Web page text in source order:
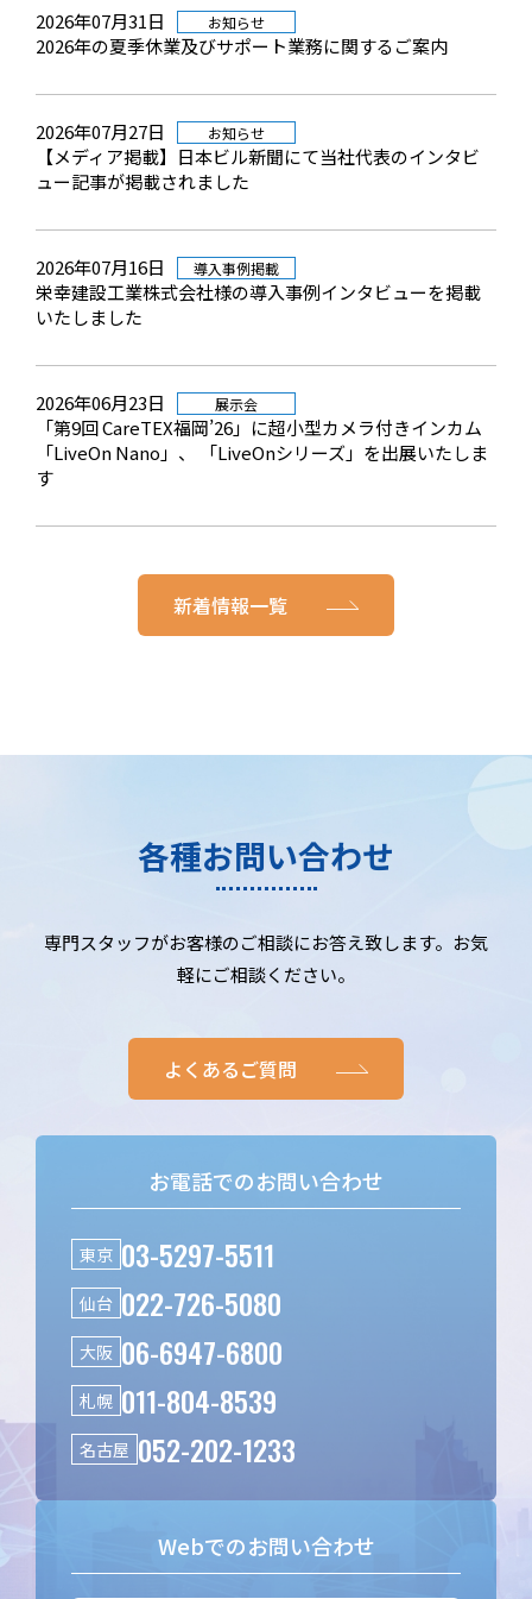
2026年07月31日 お知らせ
2026年の夏季休業及びサポート業務に関するご案内
2026年07月27日 お知らせ
【メディア掲載】日本ビル新聞にて当社代表のインタビ
ュー記事が掲載されました
2026年07月16日 導入事例掲載
栄幸建設工業株式会社様の導入事例インタビューを掲載
いたしました
2026年06月23日 展示会
「第9回 CareTEX福岡’26」に超小型カメラ付きインカム
「LiveOn Nano」、 「LiveOnシリーズ」を出展いたしま
す
新着情報一覧
各種お問い合わせ
専門スタッフがお客様のご相談にお答え致します。お気
軽にご相談ください。
よくあるご質問
お電話でのお問い合わせ
東京 03-5297-5511
仙台 022-726-5080
大阪 06-6947-6800
札幌 011-804-8539
名古屋 052-202-1233
Webでのお問い合わせ